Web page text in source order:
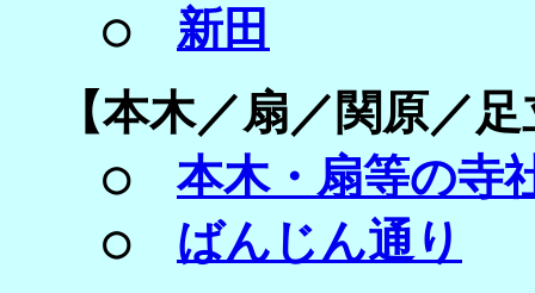
○ 新田
【本木／扇／関原／
○本木・扇等の寺
○ ばんじん通り